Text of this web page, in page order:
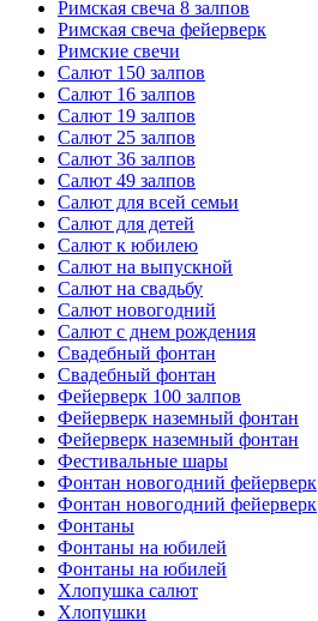
Римская свеча 8 залпов
Римская свеча фейерверк
Римские свечи
Салют 150 залпов
Салют 16 залпов
Салют 19 залпов
Салют 25 залпов
Салют 36 залпов
Салют 49 залпов
Салют для всей семьи
Салют для детей
Салют к юбилею
Салют на выпускной
Салют на свадьбу
Салют новогодний
Салют с днем рождения
Свадебный фонтан
Свадебный фонтан
Фейерверк 100 залпов
Фейерверк наземный фонтан
Фейерверк наземный фонтан
Фестивальные шары
Фонтан новогодний фейерверк
Фонтан новогодний фейерверк
Фонтаны
Фонтаны на юбилей
Фонтаны на юбилей
Хлопушка салют
Хлопушки